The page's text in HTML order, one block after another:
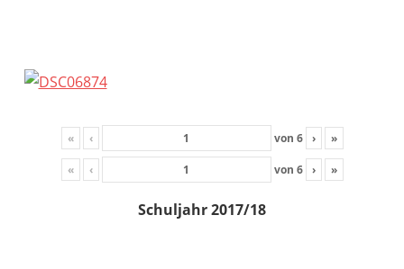
« ‹ von 6 › »
« ‹ von 6 › »
Schuljahr 2017/18